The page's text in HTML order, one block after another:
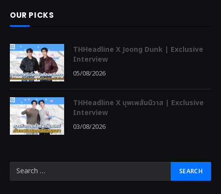
OUR PICKS
THHeadline X Joong Dunk | Exclusive
Interview
05/08/2026
THHeadline X บุพเพสันนิวาส | Exclusive
Interview
03/08/2026